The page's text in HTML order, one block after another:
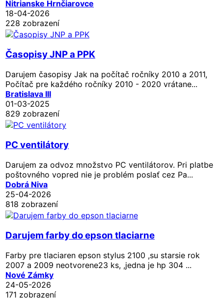
Nitrianske Hrnčiarovce
18-04-2026
228 zobrazení
Časopisy JNP a PPK
Darujem časopisy Jak na počítač ročníky 2010 a 2011,
Počítač pre každého ročníky 2010 - 2020 vrátane...
Bratislava III
01-03-2025
829 zobrazení
PC ventilátory
Darujem za odvoz množstvo PC ventilátorov. Pri platbe
poštovného vopred nie je problém poslať cez Pa...
Dobrá Niva
25-04-2026
818 zobrazení
Darujem farby do epson tlaciarne
Farby pre tlaciaren epson stylus 2100 ,su starsie rok
2007 a 2009 neotvorene23 ks, ,jedna je hp 304 ...
Nové Zámky
24-05-2026
171 zobrazení